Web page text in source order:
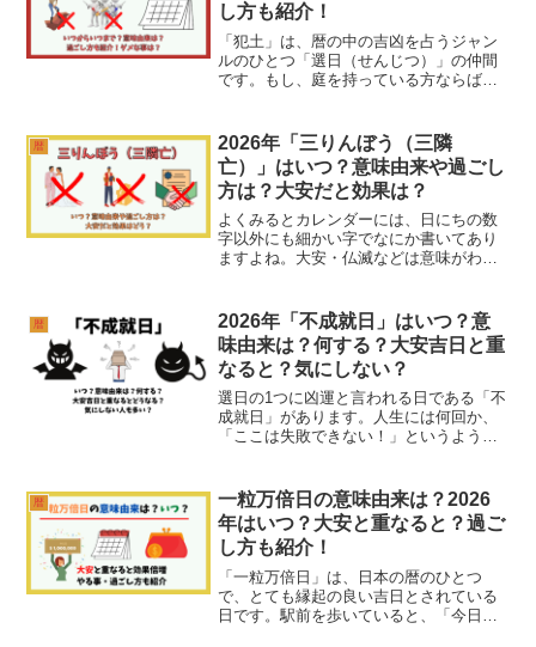
し方も紹介！
「犯土」は、暦の中の吉凶を占うジャン
ルのひとつ「選日（せんじつ）」の仲間
です。もし、庭を持っている方ならば、
ね。風や緑の香りを感じながら土に触れ
ていると、なんだか心が落ち...
暦
2026年「三りんぼう（三隣
亡）」はいつ？意味由来や過ごし
方は？大安だと効果は？
よくみるとカレンダーには、日にちの数
字以外にも細かい字でなにか書いてあり
ますよね。大安・仏滅などは意味がわか
ありませんか？小さい頃から目にはとま
るものの、「りんぼうという響...
暦
2026年「不成就日」はいつ？意
味由来は？何する？大安吉日と重
なると？気にしない？
選日の1つに凶運と言われる日である「不
成就日」があります。人生には何回か、
「ここは失敗できない！」というような
い日を選びます。そこまで占いなどを信
じていなくても、結婚式...
暦
一粒万倍日の意味由来は？2026
年はいつ？大安と重なると？過ご
し方も紹介！
「一粒万倍日」は、日本の暦のひとつ
で、とても縁起の良い吉日とされている
日です。駅前を歩いていると、「今日は